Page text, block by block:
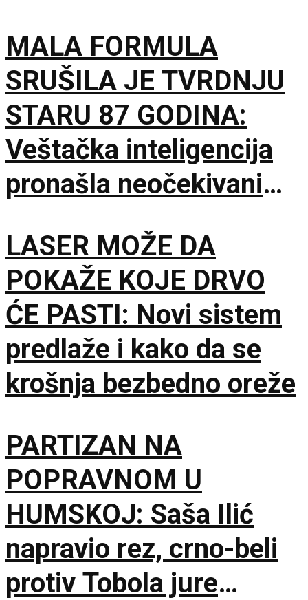
MALA FORMULA
SRUŠILA JE TVRDNJU
STARU 87 GODINA:
Veštačka inteligencija
pronašla neočekivani
LASER MOŽE DA
POKAŽE KOJE DRVO
ĆE PASTI: Novi sistem
predlaže i kako da se
krošnja bezbedno oreže
PARTIZAN NA
POPRAVNOM U
HUMSKOJ: Saša Ilić
napravio rez, crno-beli
protiv Tobola jure